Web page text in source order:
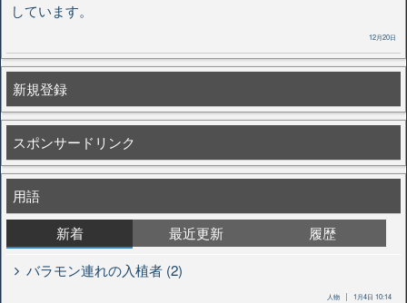
しています。
12月20日
新規登録
スポンサードリンク
用語
新着
最近更新
履歴
バラモン連れの入植者 (2)
人物 1月4日 10:14